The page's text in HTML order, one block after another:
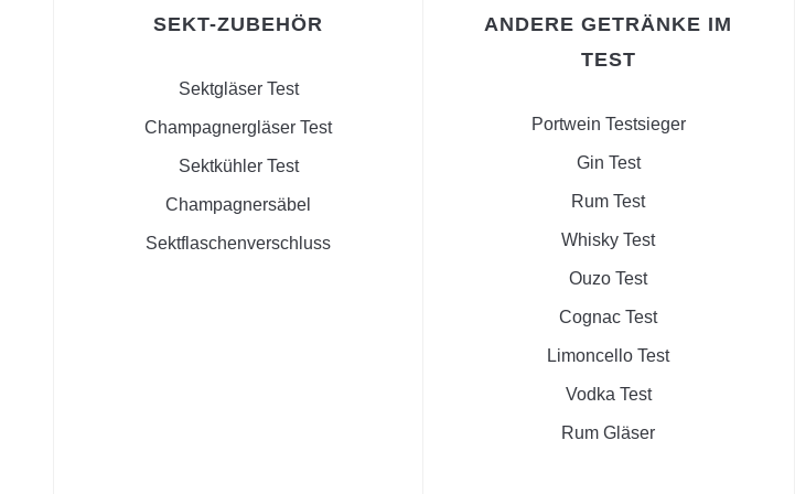
SEKT-ZUBEHÖR
Sektgläser Test
Champagnergläser Test
Sektkühler Test
Champagnersäbel
Sektflaschenverschluss
ANDERE GETRÄNKE IM
TEST
Portwein Testsieger
Gin Test
Rum Test
Whisky Test
Ouzo Test
Cognac Test
Limoncello Test
Vodka Test
Rum Gläser